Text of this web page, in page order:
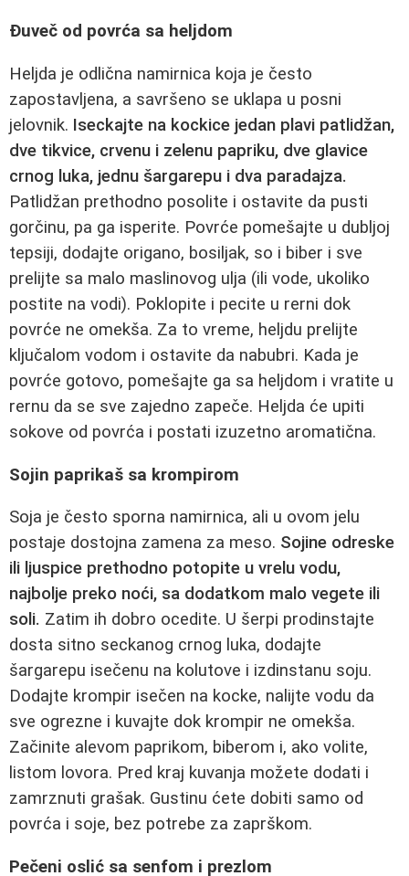
Đuveč od povrća sa heljdom
Heljda je odlična namirnica koja je često
zapostavljena, a savršeno se uklapa u posni
jelovnik. Iseckajte na kockice jedan plavi patlidžan,
dve tikvice, crvenu i zelenu papriku, dve glavice
crnog luka, jednu šargarepu i dva paradajza.
Patlidžan prethodno posolite i ostavite da pusti
gorčinu, pa ga isperite. Povrće pomešajte u dubljoj
tepsiji, dodajte origano, bosiljak, so i biber i sve
prelijte sa malo maslinovog ulja (ili vode, ukoliko
postite na vodi). Poklopite i pecite u rerni dok
povrće ne omekša. Za to vreme, heljdu prelijte
ključalom vodom i ostavite da nabubri. Kada je
povrće gotovo, pomešajte ga sa heljdom i vratite u
rernu da se sve zajedno zapeče. Heljda će upiti
sokove od povrća i postati izuzetno aromatična.
Sojin paprikaš sa krompirom
Soja je često sporna namirnica, ali u ovom jelu
postaje dostojna zamena za meso. Sojine odreske
ili ljuspice prethodno potopite u vrelu vodu,
najbolje preko noći, sa dodatkom malo vegete ili
soli. Zatim ih dobro ocedite. U šerpi prodinstajte
dosta sitno seckanog crnog luka, dodajte
šargarepu isečenu na kolutove i izdinstanu soju.
Dodajte krompir isečen na kocke, nalijte vodu da
sve ogrezne i kuvajte dok krompir ne omekša.
Začinite alevom paprikom, biberom i, ako volite,
listom lovora. Pred kraj kuvanja možete dodati i
zamrznuti grašak. Gustinu ćete dobiti samo od
povrća i soje, bez potrebe za zaprškom.
Pečeni oslić sa senfom i prezlom